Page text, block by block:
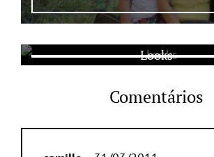
Looks
Comentários